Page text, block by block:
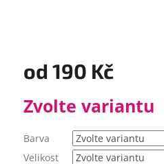
od 190 Kč
cena:
Zvolte variantu
Barva
Velikost